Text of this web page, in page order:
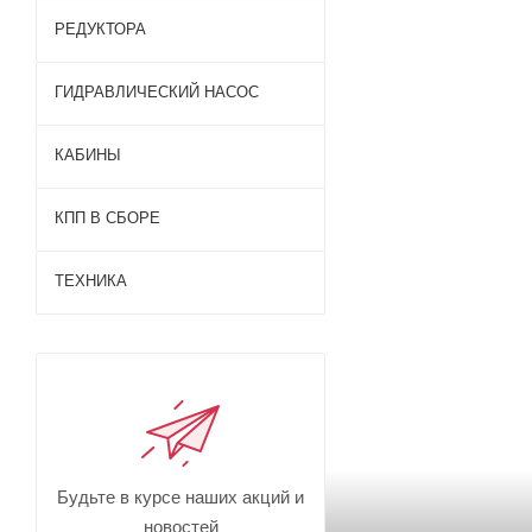
РЕДУКТОРА
ГИДРАВЛИЧЕСКИЙ НАСОС
КАБИНЫ
КПП В СБОРЕ
ТЕХНИКА
Будьте в курсе наших акций и
новостей